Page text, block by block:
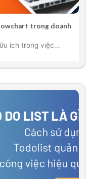
trong doanh
ích trong việc...